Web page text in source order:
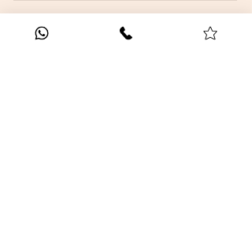
תקנון ותנאי שימוש